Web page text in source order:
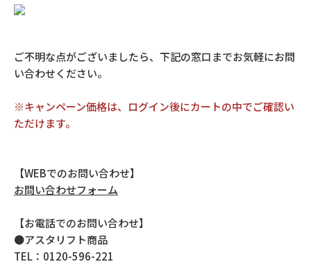
ご不明な点がございましたら、下記の窓口までお気軽にお問
い合わせください。
※キャンペーン価格は、ログイン後にカートの中でご確認い
ただけます。
【WEBでのお問い合わせ】
お問い合わせフォーム
【お電話でのお問い合わせ】
●アスタリフト商品
TEL：0120-596-221